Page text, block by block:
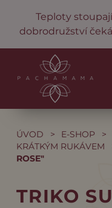
Teploty
dobrodružství
ÚVOD > E-SHOP >
KRÁTKÝM RUKÁVEM
ROSE"
TRIKO